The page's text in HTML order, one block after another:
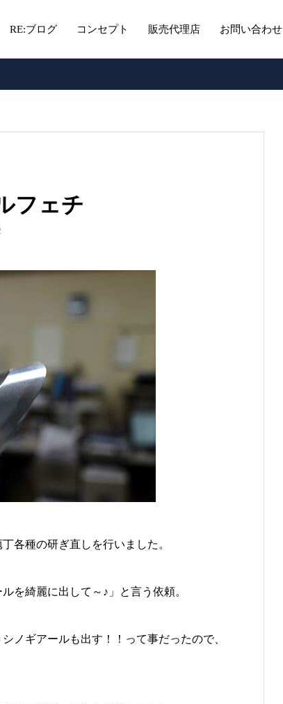
RE:ブログ コンセプト 販売代理店 お問い合わせ
フェチ
各種の研ぎ直しを行いました。
を綺麗に出して～♪」と言う依頼。
ノギアールも出す！！って事だったので、